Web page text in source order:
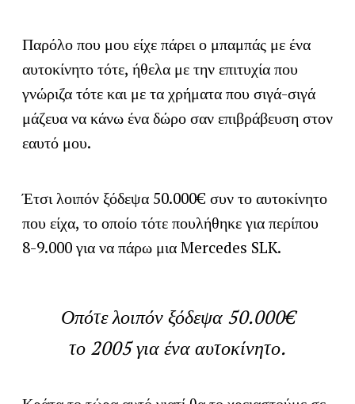
Παρόλο που μου είχε πάρει ο μπαμπάς με ένα
αυτοκίνητο τότε, ήθελα με την επιτυχία που
γνώριζα τότε και με τα χρήματα που σιγά-σιγά
μάζευα να κάνω ένα δώρο σαν επιβράβευση στον
εαυτό μου.
Έτσι λοιπόν ξόδεψα 50.000€ συν το αυτοκίνητο
που είχα, το οποίο τότε πουλήθηκε για περίπου
8-9.000 για να πάρω μια Mercedes SLK.
Οπότε λοιπόν ξόδεψα 50.000€
το 2005 για ένα αυτοκίνητο.